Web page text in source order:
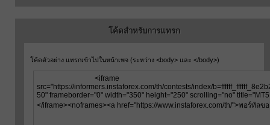
โค้ดสำหรับการแทรก
โค้ดตัวอย่าง แทรกเข้าไปในหน้าเพจ (ระหว่าง <body> และ </body>)